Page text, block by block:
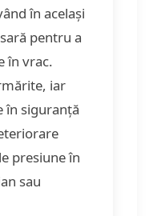
în același
pentru a
în vrac.
iar
în siguranță
presiune în
sau